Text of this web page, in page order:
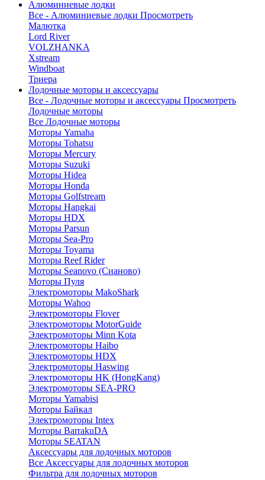
Алюминиевые лодки
Все - Алюминиевые лодки Просмотреть
Малютка
Lord River
VOLZHANKA
Xstream
Windboat
Триера
Лодочные моторы и аксессуары
Все - Лодочные моторы и аксессуары Просмотреть
Лодочные моторы
Все Лодочные моторы
Моторы Yamaha
Моторы Tohatsu
Моторы Mercury
Моторы Suzuki
Моторы Hidea
Моторы Honda
Моторы Golfstream
Моторы Hangkai
Моторы HDX
Моторы Parsun
Моторы Sea-Pro
Моторы Toyama
Моторы Reef Rider
Моторы Seanovo (Сианово)
Моторы Пуля
Электромоторы MakoShark
Моторы Wahoo
Электромоторы Flover
Электромоторы MotorGuide
Электромоторы Minn Kota
Электромоторы Haibo
Электромоторы HDX
Электромоторы Haswing
Электромоторы HK (HongKang)
Электромоторы SEA-PRO
Моторы Yamabisi
Моторы Байкал
Электромоторы Intex
Моторы BarrakuDA
Моторы SEATAN
Аксессуары для лодочных моторов
Все Аксессуары для лодочных моторов
Фильтра для лодочных моторов